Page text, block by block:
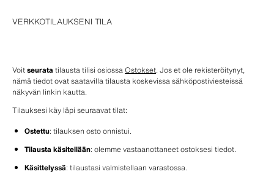
VERKKOTILAUKSENI TILA
Voit seurata tilausta tilisi osiossa Ostokset. Jos et ole rekisteröitynyt,
nämä tiedot ovat saatavilla tilausta koskevissa sähköpostiviesteissä
näkyvän linkin kautta.
Tilauksesi käy läpi seuraavat tilat:
Ostettu: tilauksen osto onnistui.
Tilausta käsitellään: olemme vastaanottaneet ostoksesi tiedot.
Käsittelyssä: tilaustasi valmistellaan varastossa.